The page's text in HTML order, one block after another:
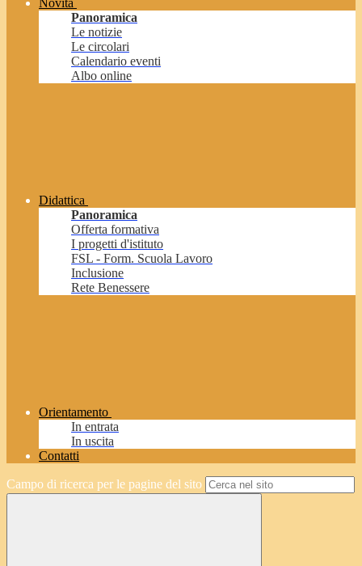
Novità
Panoramica
Le notizie
Le circolari
Calendario eventi
Albo online
Didattica
Panoramica
Offerta formativa
I progetti d'istituto
FSL - Form. Scuola Lavoro
Inclusione
Rete Benessere
Orientamento
In entrata
In uscita
Contatti
Campo di ricerca per le pagine del sito